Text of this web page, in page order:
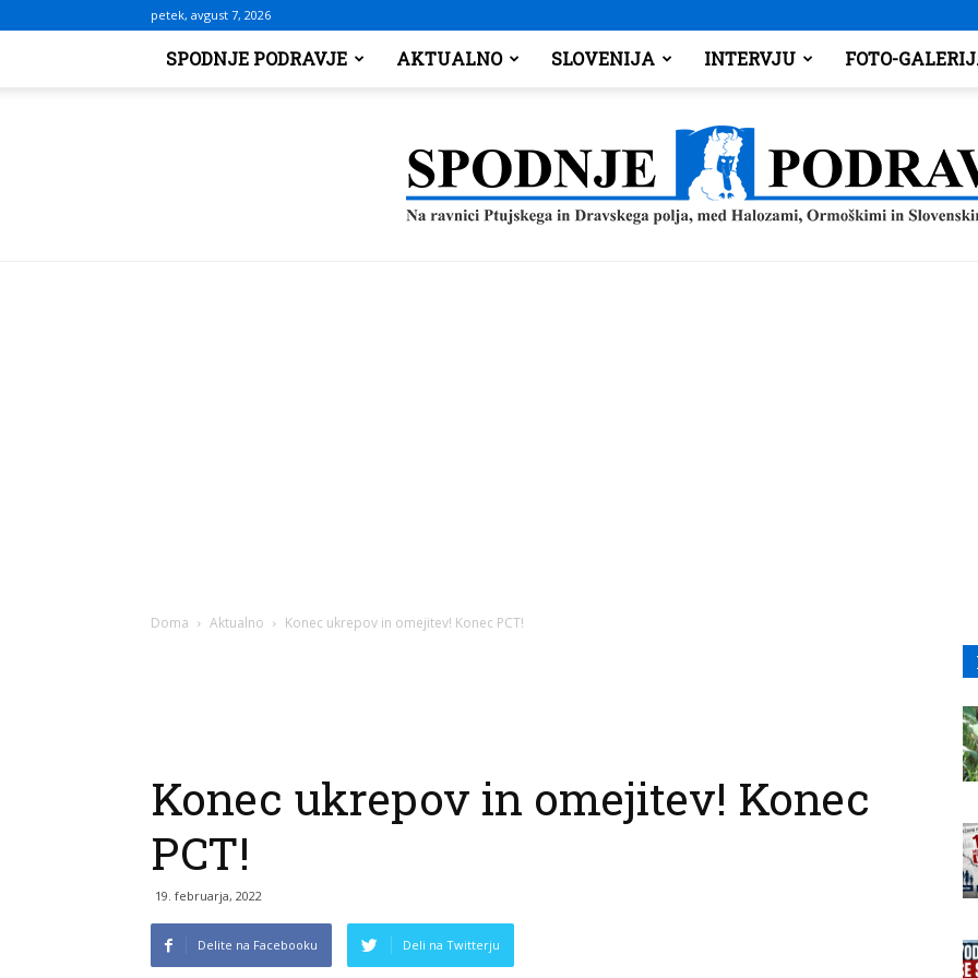
petek, avgust 7, 2026
SPODNJE PODRAVJE AKTUALNO SLOVENIJA INTERVJU FOTO-
Doma Aktualno Konec ukrepov in omejitev! Konec PCT!
Konec ukrepov in omejitev! Konec
PCT!
19. februarja, 2022
Delite na Facebooku Deli na Twitterju